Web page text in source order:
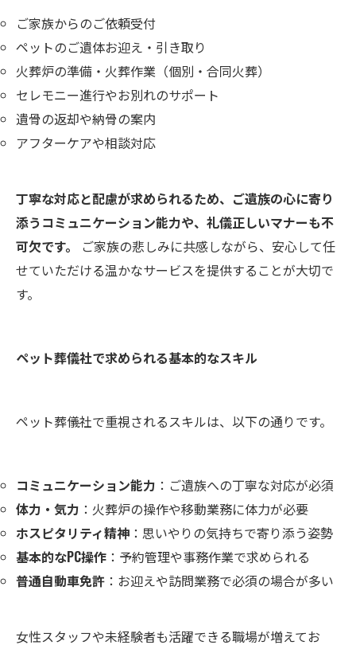
ご家族からのご依頼受付
ペットのご遺体お迎え・引き取り
火葬炉の準備・火葬作業（個別・合同火葬）
セレモニー進行やお別れのサポート
遺骨の返却や納骨の案内
アフターケアや相談対応
丁寧な対応と配慮が求められるため、ご遺族の心に寄り
添うコミュニケーション能力や、礼儀正しいマナーも不
可欠です。
ご家族の悲しみに共感しながら、安心して任
せていただける温かなサービスを提供することが大切で
す。
ペット葬儀社で求められる基本的なスキル
ペット葬儀社で重視されるスキルは、以下の通りです。
コミュニケーション能力 ：ご遺族への丁寧な対応が必須
体力・気力 ：火葬炉の操作や移動業務に体力が必要
ホスピタリティ精神 ：思いやりの気持ちで寄り添う姿勢
基本的なPC操作 ：予約管理や事務作業で求められる
普通自動車免許 ：お迎えや訪問業務で必須の場合が多い
女性スタッフや未経験者も活躍できる職場が増えてお